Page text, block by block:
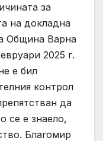
за
на докладна
Община Варна
2025 г.
е бил
контрол
да
се е знаело,
Благомир